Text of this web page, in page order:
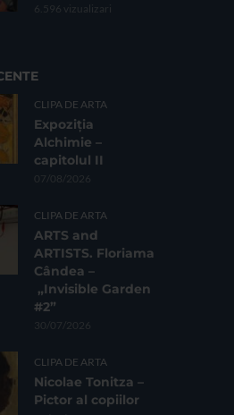
6.596 vizualizari
CLIPA DE ARTA
Expoziția
Alchimie –
capitolul II
07/08/2026
CLIPA DE ARTA
ARTS and
ARTISTS. Floriama
Cândea –
„Invisible Garden
#2”
30/07/2026
CLIPA DE ARTA
Nicolae Tonitza –
Pictor al copiilor